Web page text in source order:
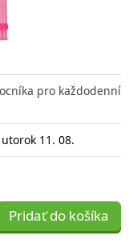
pro každodenní
11. 08.
Pridať do košíka